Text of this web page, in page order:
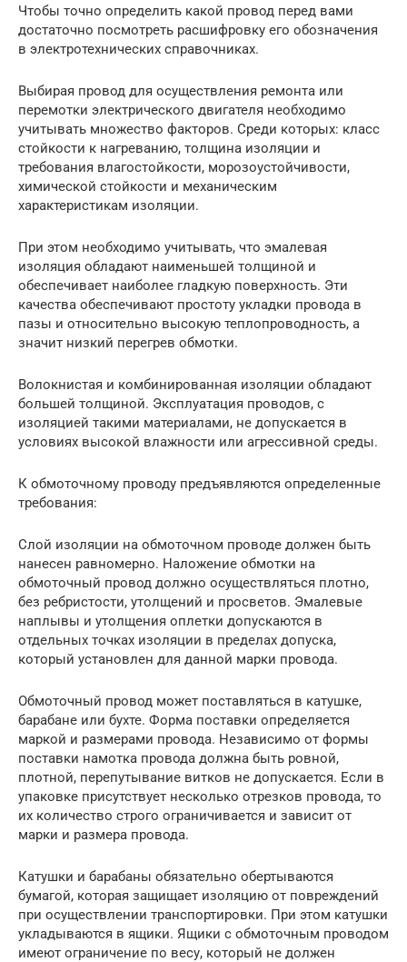
Чтобы точно определить какой провод перед вами
достаточно посмотреть расшифровку его обозначения
в электротехнических справочниках.
Выбирая провод для осуществления ремонта или
перемотки электрического двигателя необходимо
учитывать множество факторов. Среди которых: класс
стойкости к нагреванию, толщина изоляции и
требования влагостойкости, морозоустойчивости,
химической стойкости и механическим
характеристикам изоляции.
При этом необходимо учитывать, что эмалевая
изоляция обладают наименьшей толщиной и
обеспечивает наиболее гладкую поверхность. Эти
качества обеспечивают простоту укладки провода в
пазы и относительно высокую теплопроводность, а
значит низкий перегрев обмотки.
Волокнистая и комбинированная изоляции обладают
большей толщиной. Эксплуатация проводов, с
изоляцией такими материалами, не допускается в
условиях высокой влажности или агрессивной среды.
К обмоточному проводу предъявляются определенные
требования:
Слой изоляции на обмоточном проводе должен быть
нанесен равномерно. Наложение обмотки на
обмоточный провод должно осуществляться плотно,
без ребристости, утолщений и просветов. Эмалевые
наплывы и утолщения оплетки допускаются в
отдельных точках изоляции в пределах допуска,
который установлен для данной марки провода.
Обмоточный провод может поставляться в катушке,
барабане или бухте. Форма поставки определяется
маркой и размерами провода. Независимо от формы
поставки намотка провода должна быть ровной,
плотной, перепутывание витков не допускается. Если в
упаковке присутствует несколько отрезков провода, то
их количество строго ограничивается и зависит от
марки и размера провода.
Катушки и барабаны обязательно обертываются
бумагой, которая защищает изоляцию от повреждений
при осуществлении транспортировки. При этом катушки
укладываются в ящики. Ящики с обмоточным проводом
имеют ограничение по весу, который не должен